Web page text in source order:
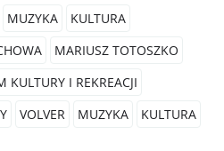
MUZYKA
KULTURA
MARIUSZ TOTOSZKO
KULTURY I REKREACJI
VOLVER MUZYKA
KULTURA